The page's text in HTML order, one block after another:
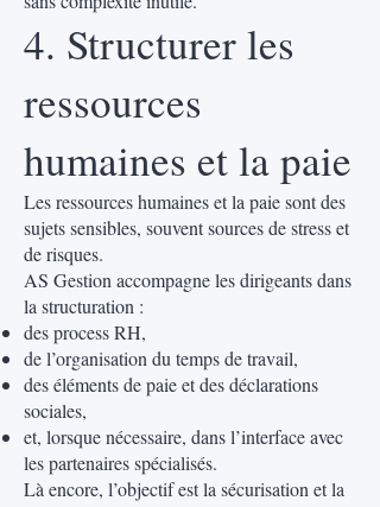
4. Structurer les
ressources
humaines et la paie
Les ressources humaines et la paie sont des
sujets sensibles, souvent sources de stress et
de risques.
AS Gestion accompagne les dirigeants dans
la structuration :
des process RH,
de l’organisation du temps de travail,
des éléments de paie et des déclarations
sociales,
et, lorsque nécessaire, dans l’interface avec
les partenaires spécialisés.
Là encore, l’objectif est la sécurisation et la